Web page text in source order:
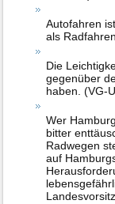
Autofahren
als
Die
gegenüber
haben. (VG-
Wer
bitter
Radwegen
auf